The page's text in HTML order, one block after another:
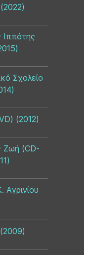
Ιππότης
Σχολείο
(2012)
Ζωή (CD-
Αγρινίου